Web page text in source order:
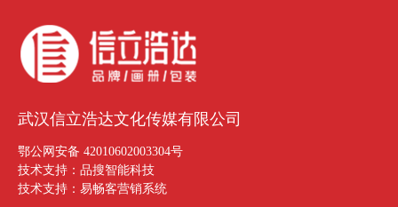
武汉信立浩达文化传媒有限公司
鄂公网安备 42010602003304号
技术支持： 品搜智能科技
技术支持： 易畅客营销系统